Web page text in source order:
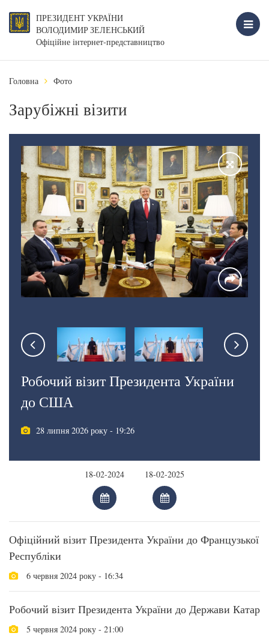
ПРЕЗИДЕНТ УКРАЇНИ
ВОЛОДИМИР ЗЕЛЕНСЬКИЙ
Офіційне інтернет-представництво
Головна Фото
Зарубіжні візити
Робочий візит Президента України
до США
28 липня 2026 року - 19:26
Офіційний візит Президента України до Французької
Республіки
6 червня 2024 року - 16:34
Робочий візит Президента України до Держави Катар
5 червня 2024 року - 21:00